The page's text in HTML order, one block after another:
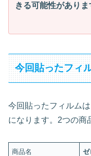
きる可能性がありま
今回貼ったフィ
今回貼ったフィルムは
になります。2つの商
商品名 ゼ